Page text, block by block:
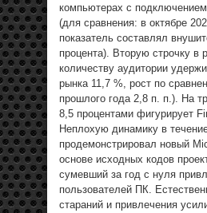
компьютерах с
(для сравнения: в октябре
показатель составлял
процента). Вторую строчку в
количеству аудитории
рынка 11,7 %, рост по
прошлого года 2,8 п. п.). На
8,5 процентами фигурирует
Неплохую динамику в
продемонстрировал новый
основе исходных кодов
сумевший за год с нуля
пользователей ПК.
стараний и привлечения